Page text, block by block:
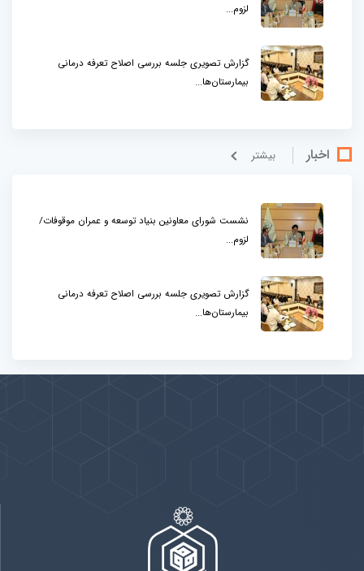
لزوم...
گزارش تصویری جلسه بررسی اصلاح تعرفه درمانی
بیمارستان‌ها...
اخبار بيشتر
نشست شورای معاونین بنیاد توسعه و عمران موقوفات/
لزوم...
گزارش تصویری جلسه بررسی اصلاح تعرفه درمانی
بیمارستان‌ها...